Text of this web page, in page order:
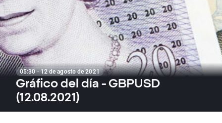
05:30 · 12 de agosto de 2021
Gráfico del día - GBPUSD
(12.08.2021)